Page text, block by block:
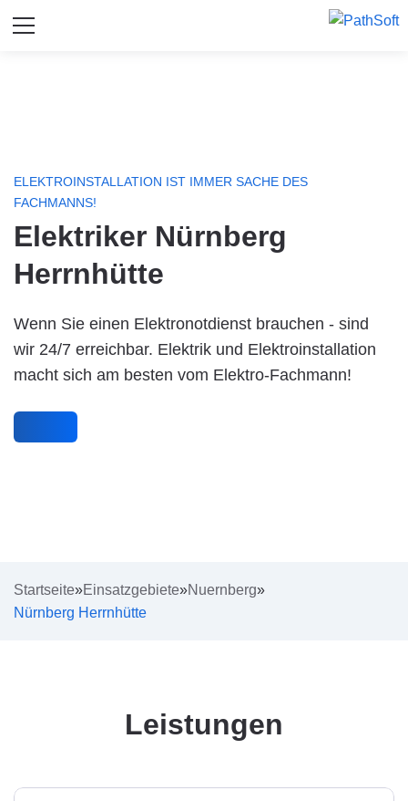
ELEKTROINSTALLATION IST IMMER SACHE DES
FACHMANNS!
Elektriker Nürnberg
Herrnhütte
Wenn Sie einen Elektronotdienst brauchen - sind
wir 24/7 erreichbar. Elektrik und Elektroinstallation
macht sich am besten vom Elektro-Fachmann!
Startseite»Einsatzgebiete»Nuernberg»
Nürnberg Herrnhütte
Leistungen